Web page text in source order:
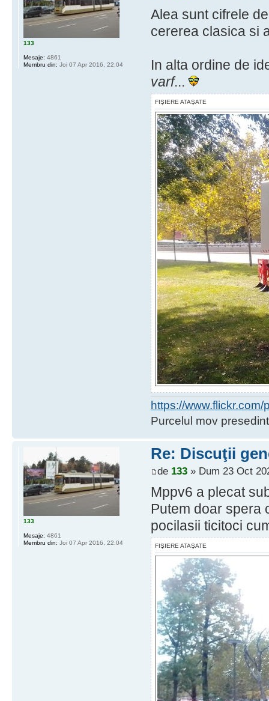
Alea sunt cifrele
cererea clasica si
In alta ordine de
varf...
FIŞIERE ATAŞATE
https://
Purcelul mov
133
Mesaje: 4861
Membru din: Joi 07 Apr 2016, 22:04
Re: Discuţii
de 133» Dum 23 Oct
Mppv6 a plecat
Putem doar spera
pocilasii ticitoci
FIŞIERE ATAŞATE
133
Mesaje: 4861
Membru din: Joi 07 Apr 2016, 22:04